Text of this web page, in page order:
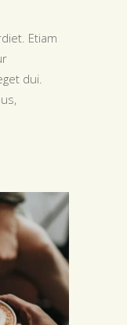
Etiam
dui.